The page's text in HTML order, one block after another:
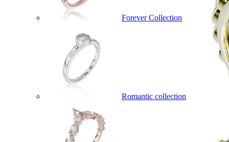
Forever Collection
Romantic collection